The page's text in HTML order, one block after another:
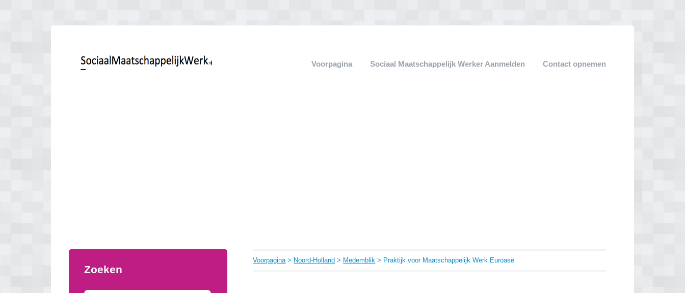
Voorpagina Sociaal Maatschappelijk Werker Aanmelden Contact opnemen
Zoeken
Voorpagina> Noord-Holland > Medemblik > Praktijk voor Maatschappelijk Werk Euroase